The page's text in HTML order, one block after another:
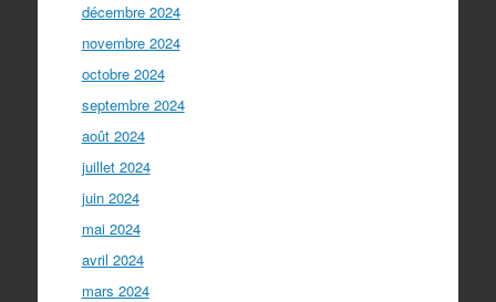
décembre 2024
novembre 2024
octobre 2024
septembre 2024
août 2024
juillet 2024
juin 2024
mai 2024
avril 2024
mars 2024